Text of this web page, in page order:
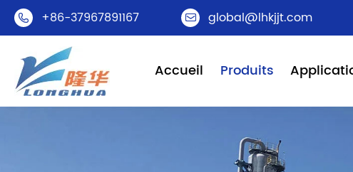
 +86-37967891167  global@lhkjjt.com
Accueil Produits